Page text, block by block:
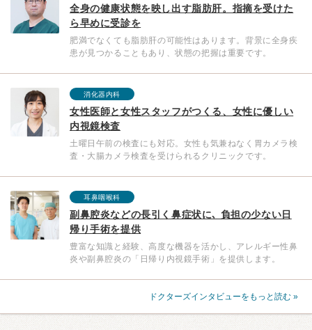
全身の健康状態を映し出す脂肪肝。指摘を受けた
ら早めに受診を
肥満でなくても脂肪肝の可能性はあります。背景に全身疾
患が見つかることもあり、状態の把握は重要です。
消化器内科
女性医師と女性スタッフがつくる、女性に優しい
内視鏡検査
土曜日午前の検査にも対応。女性も気兼ねなく胃カメラ検
査・大腸カメラ検査を受けられるクリニックです。
耳鼻咽喉科
副鼻腔炎などの長引く鼻症状に､ 負担の少ない日
帰り手術を提供
豊富な知識と経験、高度な機器を活かし、アレルギー性鼻
炎や副鼻腔炎の「日帰り内視鏡手術」を提供します。
ドクターズインタビューをもっと読む »